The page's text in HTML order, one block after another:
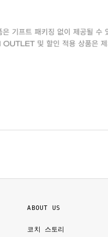
ABOUT US
코치 스토리